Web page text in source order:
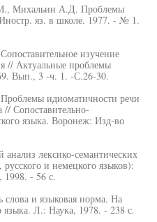
Михальин А.Д. Проблемы
яз. в школе. 1977. - № 1.
изучение
// Актуальные проблемы
Вып., 3 -ч. 1. -С.26-30.
идиоматичности речи
// Сопоставительно-
языка. Воронеж: Изд-во
лексико-семантических
и немецкого языков):
- 56 с.
слова и языковая норма. На
языка. Л.: Наука, 1978. - 238 с.